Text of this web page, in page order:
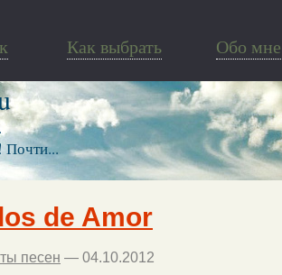
Как выбрать Обо мне
Почти...
de Amor
песен — 04.10.2012